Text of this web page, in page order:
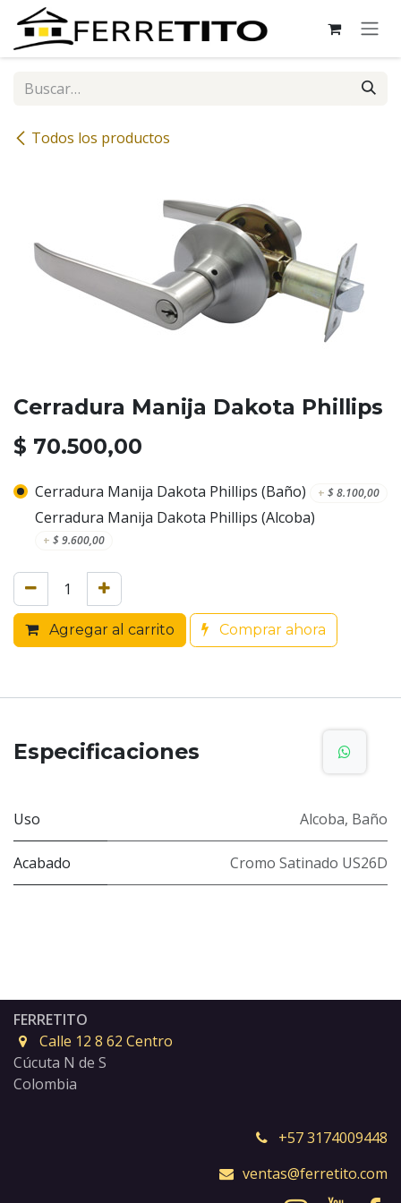
Ir al contenido
Todos los productos
Cerradura Manija Dakota Phillips
$ 70.500,00
Cerradura Manija Dakota Phillips (Baño) + $8.100,00
Cerradura Manija Dakota Phillips (Alcoba)
+ $9.600,00
Agregar al carrito Comprar ahora
Especificaciones
Uso Alcoba, Baño
Acabado Cromo Satinado US26D
FERRETITO
Calle 12 8 62 Centro
Cúcuta N de S
Colombia
+57 3174009448
ventas@ferretito.com